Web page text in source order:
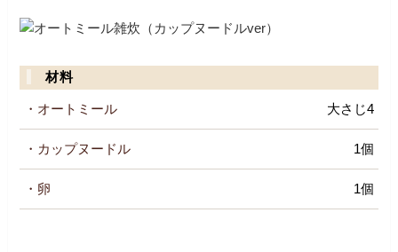
材料
・オートミール 大さじ4
・カップヌードル 1個
・卵 1個